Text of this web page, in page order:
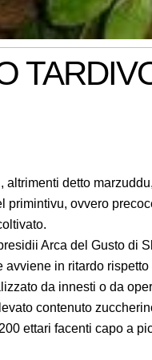
altrimenti detto
primintivu, ovvero
Arca del Gusto di
in ritardo
da innesti o da
contenuto
ettari facenti capo a